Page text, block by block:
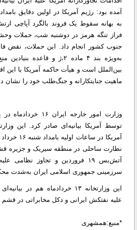
به بهانه سقوط یک فروند بالگرد آپاچی
فراز تنگه هرمز در دوشنبه شب، حملات
جنوب کشور انجام داد. این حملات، نقض
به‌ویژه بند ۴ ماده ۲،ژ و
بین‌الملل است و هیأت حاکمه آمریکا با این
ماهیت جنایتکارانه و جنگ‌طلب خود را نشان
وزارت امور خارجه
توسط آمریکا بیانیه‌ای صادر کرد. این
نظارت ساحلی در منطقه سیریک و جزیره
آتش‌بس ۱۹ فروردین و تجاوز
سرزمینی جمهوری اسلامی ایران به‌شدت
این وزارتخانه ۱۳ خردادماه هم در
علیه نفتکش ایرانی و دکل مخابراتی در
*منبع:همشهری